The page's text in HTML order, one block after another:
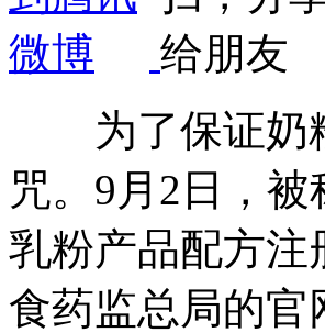
为了保证奶粉
咒。9月2日，
乳粉产品配方注
食药监总局的